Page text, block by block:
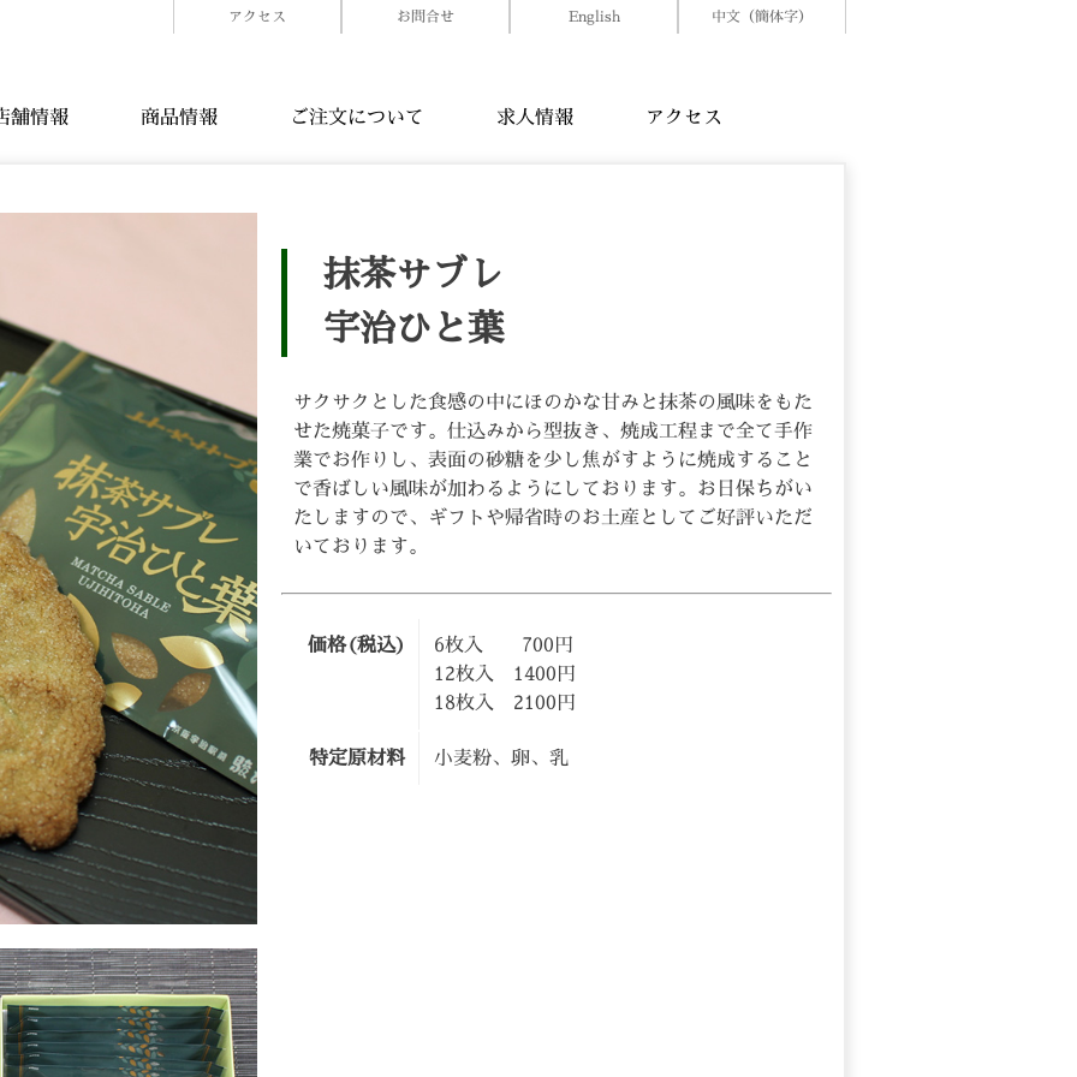
アクセス お問合せ English 中文（簡体字）
舗情報 商品情報 ご注文について 求人情報 アクセス
抹茶サブレ
宇治ひと葉
サクサクとした食感の中にほのかな甘みと抹茶の風味をもた
せた焼菓子です。仕込みから型抜き、焼成工程まで全て手作
業でお作りし、表面の砂糖を少し焦がすように焼成すること
で香ばしい風味が加わるようにしております。お日保ちがい
たしますので、ギフトや帰省時のお土産としてご好評いただ
いております。
価格(税込)
6枚入 700円
12枚入 1400円
18枚入 2100円
特定原材料 小麦粉、卵、乳